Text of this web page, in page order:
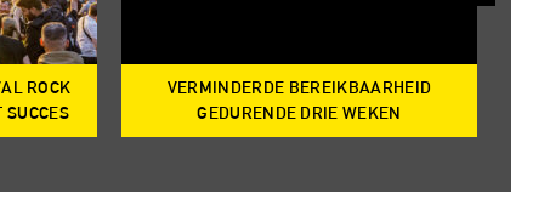
ROCK
SUCCES
VERMINDERDE BEREIKBAARHEID
GEDURENDE DRIE WEKEN